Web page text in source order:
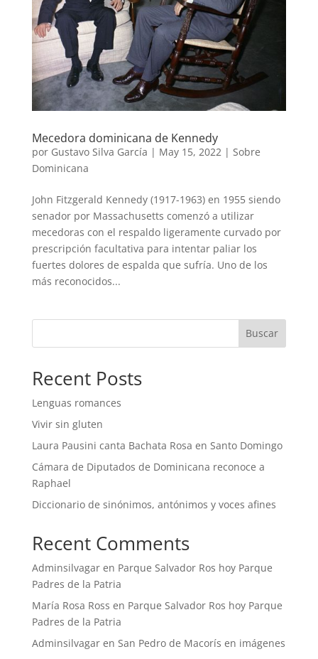
Mecedora dominicana de Kennedy
por Gustavo Silva García | May 15, 2022 | Sobre
Dominicana
John Fitzgerald Kennedy (1917-1963) en 1955 siendo
senador por Massachusetts comenzó a utilizar
mecedoras con el respaldo ligeramente curvado por
prescripción facultativa para intentar paliar los
fuertes dolores de espalda que sufría. Uno de los
más reconocidos...
Buscar
Recent Posts
Lenguas romances
Vivir sin gluten
Laura Pausini canta Bachata Rosa en Santo Domingo
Cámara de Diputados de Dominicana reconoce a
Raphael
Diccionario de sinónimos, antónimos y voces afines
Recent Comments
Adminsilvagaren Parque Salvador Ros hoy Parque
Padres de la Patria
María Rosa Ross en Parque Salvador Ros hoy Parque
Padres de la Patria
Adminsilvagaren San Pedro de Macorís en imágenes